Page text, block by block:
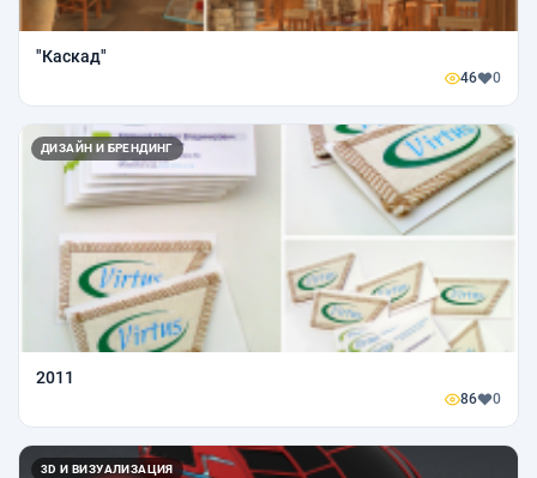
"Каскад"
46 0
ДИЗАЙН И БРЕНДИНГ
2011
86 0
3D И ВИЗУАЛИЗАЦИЯ